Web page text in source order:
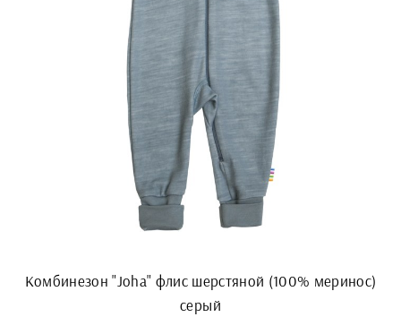
Комбинезон "Joha" флис шерстяной (100% меринос)
серый